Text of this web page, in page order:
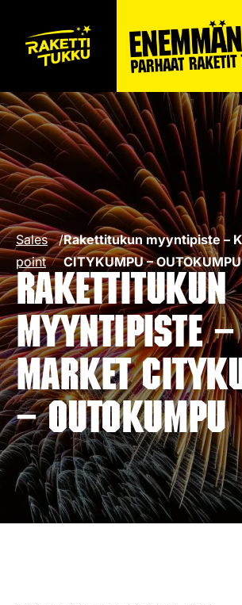
Sales
point
/Rakettitukun myyntipiste –
CITYKUMPU – OUTOKUMPU
Rakettitukun
myyntipiste –
MARKET
– OUTOKUMPU